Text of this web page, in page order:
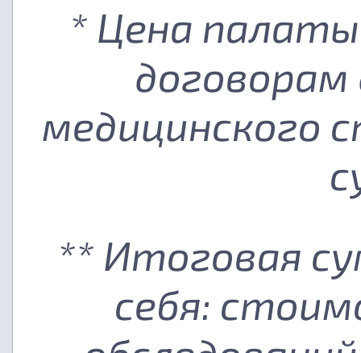
* Цена
договорам
медицинского
** Итоговая
себя: